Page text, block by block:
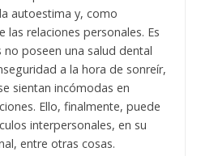
autoestima y, como
las relaciones personales. Es
poseen una salud dental
a la hora de sonreír,
sientan incómodas en
Ello, finalmente, puede
interpersonales, en su
entre otras cosas.